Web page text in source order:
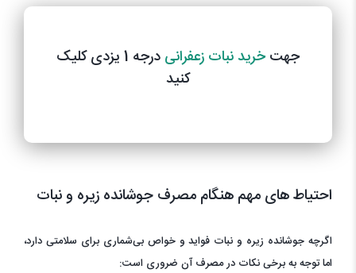
جهت خرید نبات زعفرانی
درجه 1 یزدی کلیک
کنید
احتیاط های مهم هنگام مصرف جوشانده زیره و نبات
اگرچه جوشانده زیره و نبات فواید و خواص بی‌شماری برای سلامتی دارد،
اما توجه به برخی نکات در مصرف آن ضروری است: